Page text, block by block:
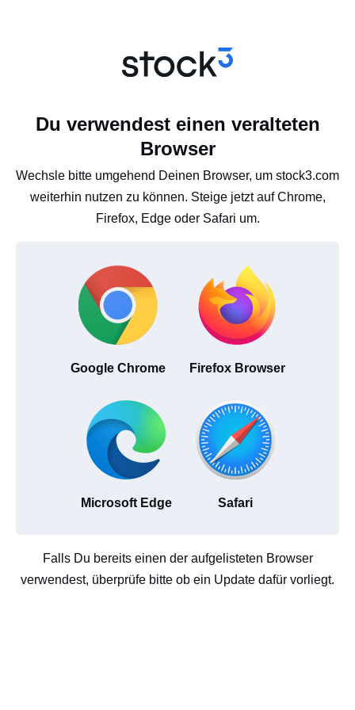
Du verwendest einen veralteten
Browser
Wechsle bitte umgehend Deinen Browser, um stock3.com
weiterhin nutzen zu können. Steige jetzt auf Chrome,
Firefox, Edge oder Safari um.
Google Chrome Firefox Browser
Microsoft Edge Safari
Falls Du bereits einen der aufgelisteten Browser
verwendest, überprüfe bitte ob ein Update dafür vorliegt.